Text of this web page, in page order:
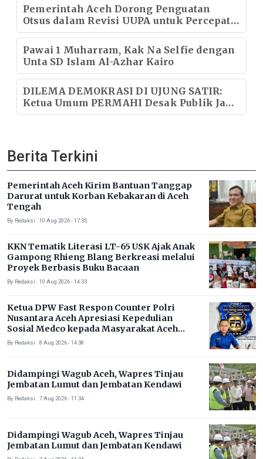
Pemerintah Aceh Dorong Penguatan
Otsus dalam Revisi UUPA untuk Percepat
Penurunan Kemiskinan
Pawai 1 Muharram, Kak Na Selfie dengan
Unta SD Islam Al-Azhar Kairo
DILEMA DEMOKRASI DI UJUNG SATIR:
Ketua Umum PERMAHI Desak Publik Jaga
Marwah Presiden
Berita Terkini
Pemerintah Aceh Kirim Bantuan Tanggap
Darurat untuk Korban Kebakaran di Aceh
Tengah
By Redaksi . 10 Aug 2026 - 17:35
KKN Tematik Literasi LT-65 USK Ajak Anak
Gampong Rhieng Blang Berkreasi melalui
Proyek Berbasis Buku Bacaan
By Redaksi . 10 Aug 2026 - 14:33
Ketua DPW Fast Respon Counter Polri
Nusantara Aceh Apresiasi Kepedulian
Sosial Medco kepada Masyarakat Aceh
Timur
By Redaksi . 8 Aug 2026 - 14:38
Didampingi Wagub Aceh, Wapres Tinjau
Jembatan Lumut dan Jembatan Kendawi
By Redaksi . 7 Aug 2026 - 11:34
Didampingi Wagub Aceh, Wapres Tinjau
Jembatan Lumut dan Jembatan Kendawi